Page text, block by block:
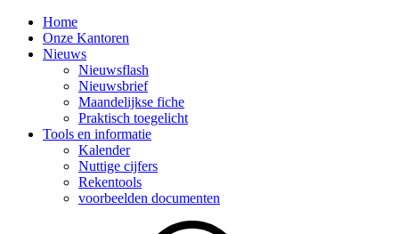
Home
Onze Kantoren
Nieuws
Nieuwsflash
Nieuwsbrief
Maandelijkse fiche
Praktisch toegelicht
Tools en informatie
Kalender
Nuttige cijfers
Rekentools
voorbeelden documenten